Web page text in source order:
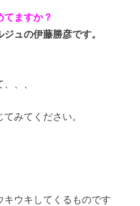
てますか？
ュの伊藤勝彦です。
、、
みてください。
ウキしてくるものです